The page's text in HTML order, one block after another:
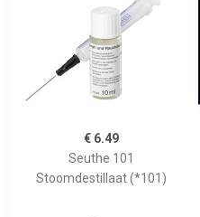
€ 6.49
Seuthe 101
Stoomdestillaat (*101)